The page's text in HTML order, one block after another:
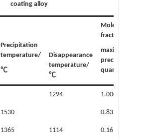
coating alloy
Precipitation
temperature/
℃
Disappearance
temperature/
℃
Mole
fraction of
maximum
precipitation
quantity
1294 1.000
1530 0.835
1365 1114 0.169